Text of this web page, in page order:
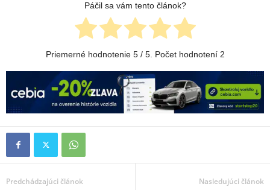
Páčil sa vám tento článok?
Priemerné hodnotenie 5/ 5. Počet hodnotení 2
Predchádzajúci článok Nasledujúci článok